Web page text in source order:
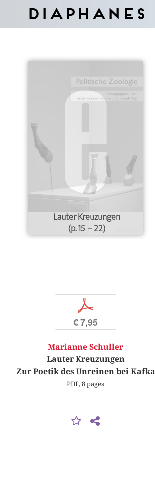
Diaphanes
Lauter Kreuzungen
(p. 15 – 22)
p
€ 7,95
Marianne Schuller
Lauter Kreuzungen
Zur Poetik des Unreinen bei Kafka
PDF, 8 pages